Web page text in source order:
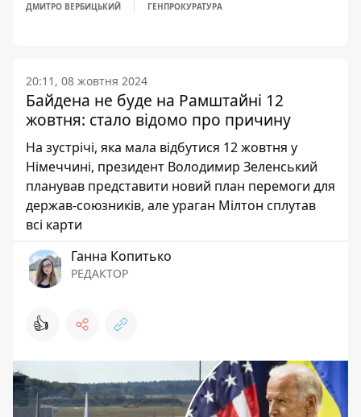
ДМИТРО ВЕРБИЦЬКИЙ ГЕНПРОКУРАТУРА
20:11, 08 жовтня 2024
Байдена не буде на Рамштайні 12
жовтня: стало відомо про причину
На зустрічі, яка мала відбутися 12 жовтня у
Німеччині, президент Володимир Зеленський
планував представити новий план перемоги для
держав-союзників, але ураган Мілтон сплутав
всі карти
Ганна Копитько
РЕДАКТОР
👍